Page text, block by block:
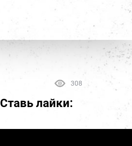
308
Ставь лайки: